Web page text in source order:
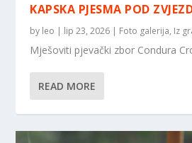
KAPSKA PJESMA POD
by leo | lip 23, 2026 | Foto galerija, Iz
Mješoviti pjevački zbor Condura
READ MORE